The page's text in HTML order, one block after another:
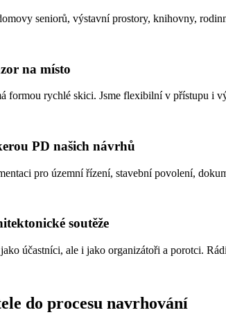
seniorů, výstavní prostory, knihovny,
na místo
formou rychlé skici. Jsme flexibilní v přístupu i
PD našich návrhů
pro územní řízení, stavební povolení,
soutěže
účastníci, ale i jako organizátoři a porotci.
do procesu navrhování